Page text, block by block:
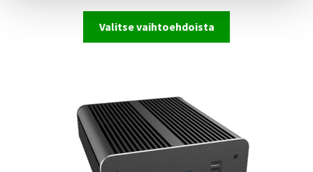
Valitse vaihtoehdoista